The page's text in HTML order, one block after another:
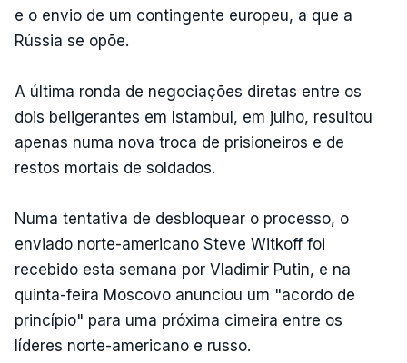
e o envio de um contingente europeu, a que a
Rússia se opõe.
A última ronda de negociações diretas entre os
dois beligerantes em Istambul, em julho, resultou
apenas numa nova troca de prisioneiros e de
restos mortais de soldados.
Numa tentativa de desbloquear o processo, o
enviado norte-americano Steve Witkoff foi
recebido esta semana por Vladimir Putin, e na
quinta-feira Moscovo anunciou um "acordo de
princípio" para uma próxima cimeira entre os
líderes norte-americano e russo.